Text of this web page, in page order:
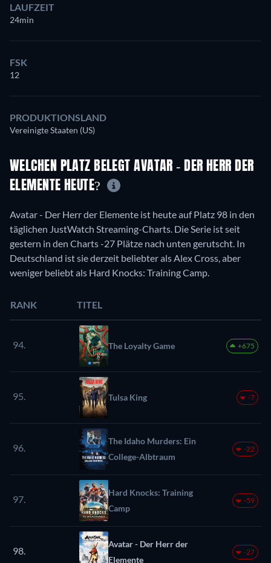
LAUFZEIT
24min
FSK
12
PRODUKTIONSLAND
Vereinigte Staaten (US)
WELCHEN PLATZ BELEGT AVATAR - DER HERR DER
ELEMENTE HEUTE?
Avatar - Der Herr der Elemente ist heute auf Platz 98 in den
täglichen JustWatch Streaming-Charts. Die Serie ist seit
gestern in den Charts -27 Plätze nach unten gerutscht. In
Deutschland ist sie derzeit beliebter als Alex Cross, aber
weniger beliebt als Hard Knocks: Training Camp.
RANK TITEL
94. The Loyalty Game +675
95. Tulsa King -7
96.
The Idaho Murders: Ein
College-Albtraum
-22
97.
Hard Knocks: Training
Camp
-59
98.
Avatar - Der Herr der
Elemente
-27